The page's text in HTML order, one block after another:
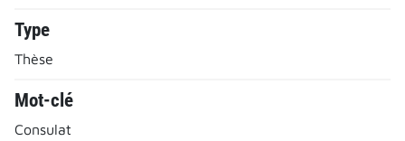
Type
Thèse
Mot-clé
Consulat